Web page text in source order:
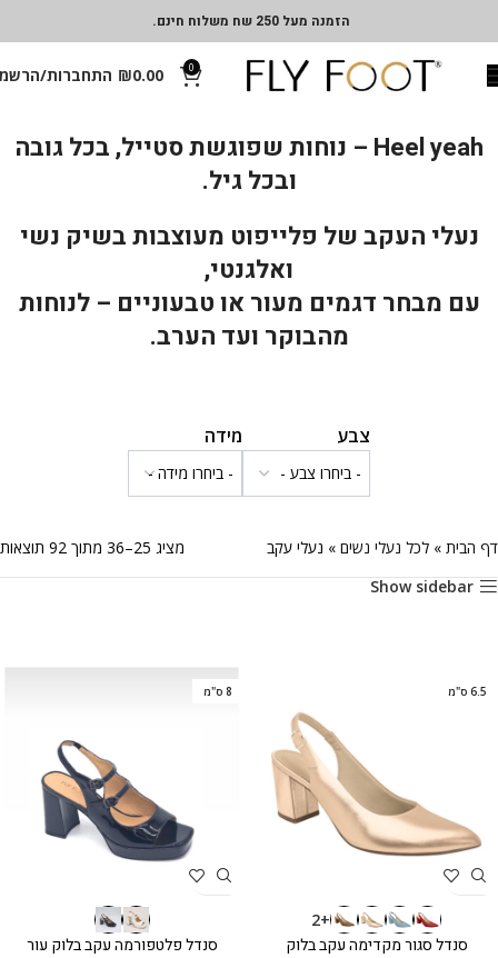
הזמנה מעל 250 שח משלוח חינם.
0
₪0.00 התחברות/
Heel yeah – נוחות שפוגשת סטייל, בכל גובה
ובכל גיל.
נעלי העקב של פלייפוט מעוצבות בשיק נשי
ואלגנטי,
עם מבחר דגמים מעור או טבעוניים – לנוחות
מהבוקר ועד הערב.
צבע מידה
דף הבית » לכל נעלי נשים » נעלי עקב
מציג 25–36 מתוך 92 תוצאות
Show sidebar
6.5 ס"מ
+2
סנדל סגור מקדימה עקב בלוק
8 ס"מ
סנדל פלטפורמה עקב בלוק עור